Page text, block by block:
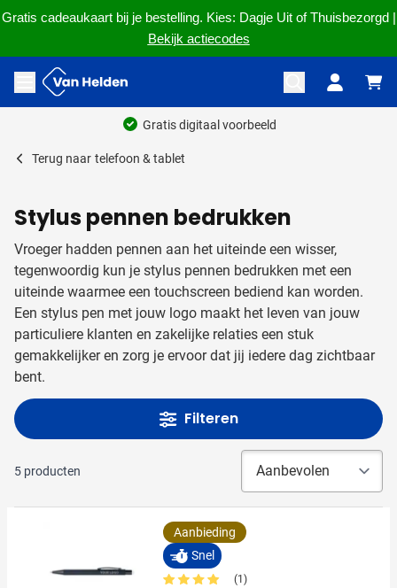
Gratis cadeaukaart bij je bestelling. Kies: Dagje Uit of Thuisbezorgd |
Bekijk actiecodes
Ga naar de inhoud
Menu openen
Gratis digitaal voorbeeld
Terug naar telefoon & tablet
Stylus pennen bedrukken
Vroeger hadden pennen aan het uiteinde een wisser,
tegenwoordig kun je stylus pennen bedrukken met een
uiteinde waarmee een touchscreen bediend kan worden.
Een stylus pen met jouw logo maakt het leven van jouw
particuliere klanten en zakelijke relaties een stuk
gemakkelijker en zorg je ervoor dat jij iedere dag zichtbaar
bent.
Filteren
5 producten
Aanbieding
Snel
(1)